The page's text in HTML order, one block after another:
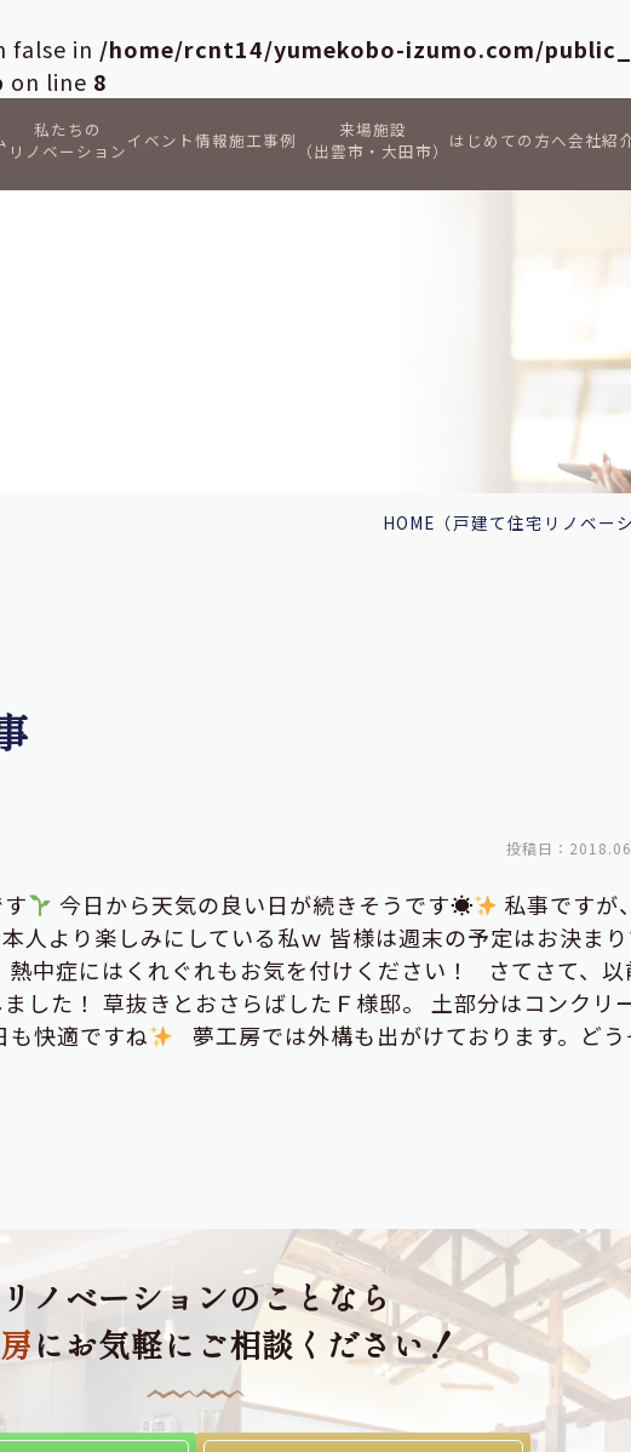
false in /home/rcnt14/yumekobo-izumo.com/
on line 8
私たちの
リノベーションイベント情報施工事例
来場施設
（出雲市・大田市） はじめての方へ会社紹
HOME （戸建て住宅リノベー
投稿日：
今日から天気の良い日が続きそうです☀
私事ですが
人より楽しみにしている私ｗ 皆様は週末の予定はお決ま
熱中症にはくれぐれもお気を付けください！ さてさて、以
した！ 草抜きとおさらばしたＦ様邸。 土部分はコンクリ
も快適ですね
夢工房では外構も出がけております。ど
リノベーションのことなら
にお気軽にご相談ください！